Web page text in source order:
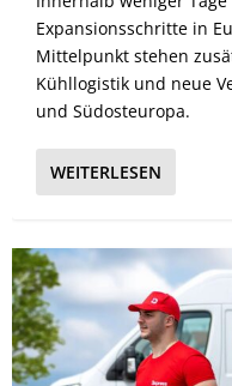
Expansionsschritte in
Mittelpunkt stehen
Kühllogistik und neue
und Südosteuropa.
WEITERLESEN